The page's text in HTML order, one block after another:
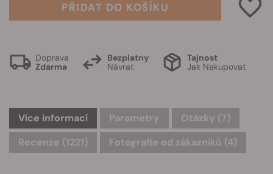
PŘIDAT DO KOŠÍKU
Doprava
Zdarma
Bezplatny
Návrat
Tajnost
Jak Nakupovat
Více informací Parametry Otázky (7)
Recenze (1221)
Fotografie od zákazníků (4)